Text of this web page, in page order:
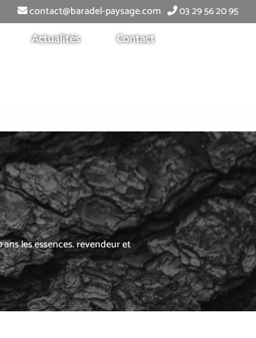
contact@baradel-paysage.com 03 29 56 20 95
Actualités Contact
les essences. revendeur et